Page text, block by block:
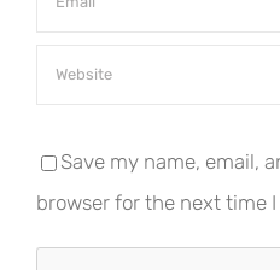
Save my name, email,
browser for the next time